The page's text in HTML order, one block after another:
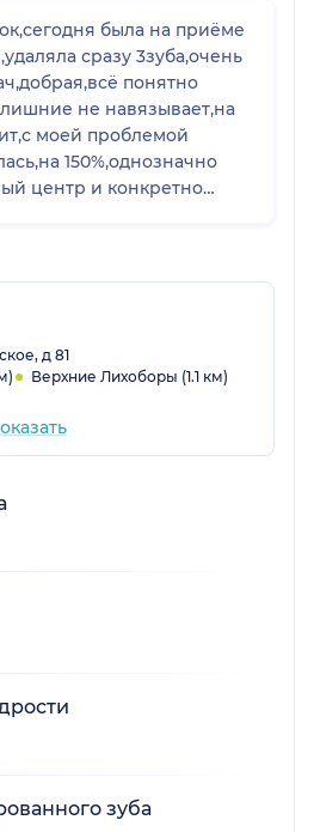
была на приёме
3зуба,очень
понятно
лишние не навязывает,на
моей проблемой
150%,однозначно
центр и конкретно
к специалистам
д 81
Верхние Лихоборы (1.1 км)
зуба